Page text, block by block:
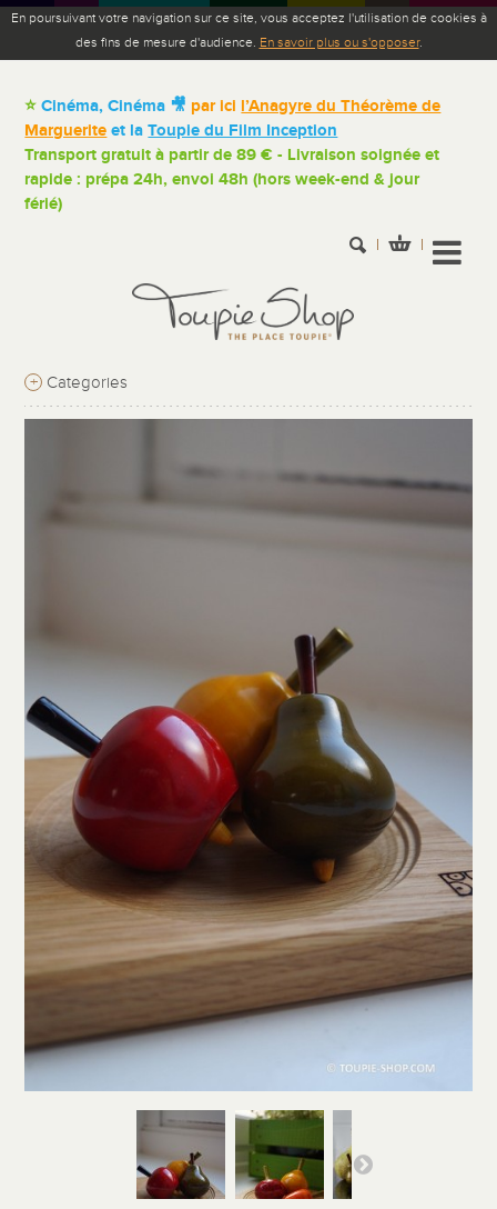
En poursuivant votre navigation sur ce site, vous acceptez l'utilisation de cookies à
des fins de mesure d'audience. En savoir plus ou s'opposer.
⭐Cinéma, Cinéma 🎥 par ici l’Anagyre du Théorème de
Marguerite et laToupie du Film Inception
Transport gratuit à partir de 89 € - Livraison soignée et
rapide : prépa 24h, envoi 48h (hors week-end & jour
férié)
+ Categories